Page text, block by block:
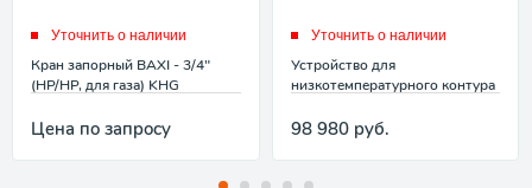
Уточнить о наличии
Кран запорный BAXI - 3/4"
(НР/НР, для газа) KHG
Цена по запросу
Уточнить о наличии
Устройство для
низкотемпературного контура
CIRC.CONTROL BOX KFG
98 980 руб.